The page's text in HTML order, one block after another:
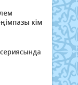
кім